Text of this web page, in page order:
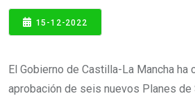
15-12-2022
El Gobierno de Castilla-La Mancha ha
aprobación de seis nuevos Planes